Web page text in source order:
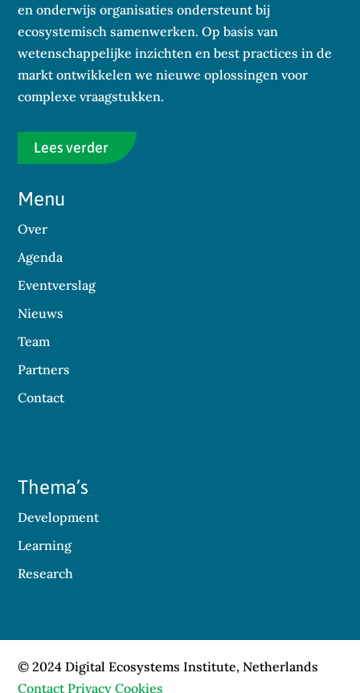
en onderwijs organisaties ondersteunt bij
ecosystemisch samenwerken. Op basis van
wetenschappelijke inzichten en best practices in de
markt ontwikkelen we nieuwe oplossingen voor
complexe vraagstukken.
Lees verder
Menu
Over
Agenda
Eventverslag
Nieuws
Team
Partners
Contact
Thema’s
Development
Learning
Research
© 2024 Digital Ecosystems Institute, Netherlands
Contact Privacy Cookies